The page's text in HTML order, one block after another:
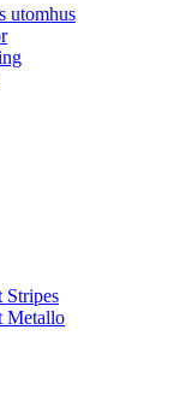
utomhus
Stripes
Metallo